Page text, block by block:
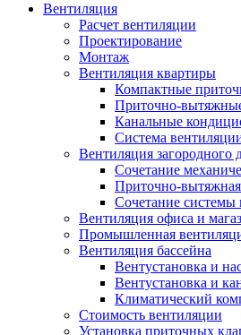
Вентиляция
Расчет вентиляции
Проектирование
Монтаж
Вентиляция квартиры
Компактные
Приточно-
Канальные
Cистема
Вентиляция загородного
Сочетание
Приточно-
Сочетание
Вентиляция офиса и
Промышленная
Вентиляция бассейна
Вентустановка и
Вентустановка и
Климатический
Стоимость вентиляции
Установка приточных